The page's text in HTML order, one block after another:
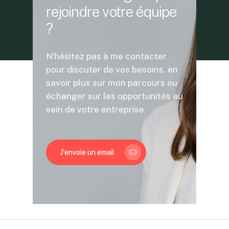
rejoindre votre équipe
?
N’hésitez pas à me contacter
pour discuter de vos besoins, en
savoir plus sur mon parcours ou
échanger sur les opportunités au
sein de votre entreprise.
J'envoie un email